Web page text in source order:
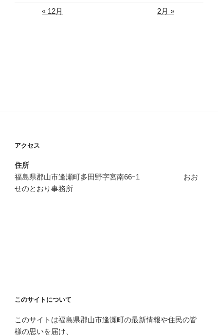
« 12月 2月 »
アクセス
住所
福島県郡山市逢瀬町多田野字宮南66ｰ1 おお
せのとおり事務所
このサイトについて
このサイトは福島県郡山市逢瀬町の最新情報や住民の皆
様の思いを届け、